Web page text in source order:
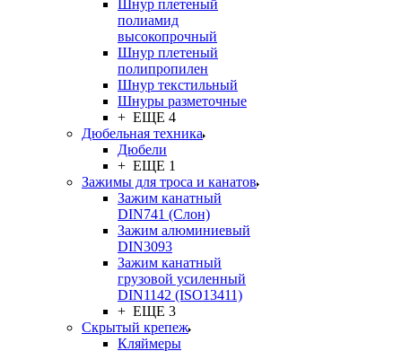
Шнур плетеный
полиамид
высокопрочный
Шнур плетеный
полипропилен
Шнур текстильный
Шнуры разметочные
+ ЕЩЕ 4
Дюбельная техника
Дюбели
+ ЕЩЕ 1
Зажимы для троса и канатов
Зажим канатный
DIN741 (Cлон)
Зажим алюминиевый
DIN3093
Зажим канатный
грузовой усиленный
DIN1142 (ISO13411)
+ ЕЩЕ 3
Скрытый крепеж
Кляймеры